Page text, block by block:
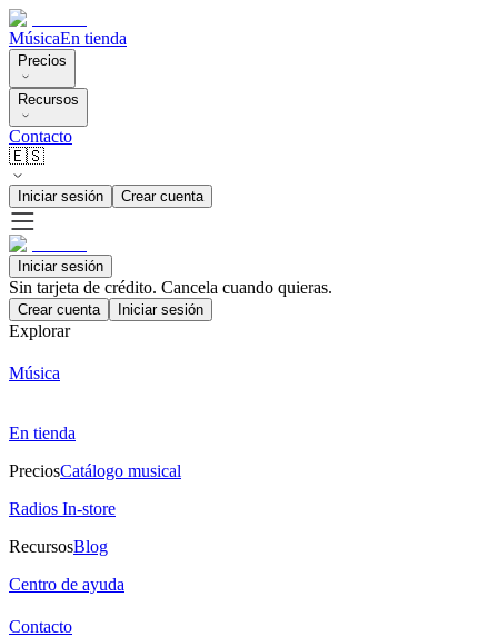
MúsicaEn tienda
Precios
Recursos
Contacto
🇪🇸
Iniciar sesión Crear cuenta
Iniciar sesión
Sin tarjeta de crédito. Cancela cuando quieras.
Crear cuenta Iniciar sesión
Explorar
Música
En tienda
PreciosCatálogo musical
Radios In-store
RecursosBlog
Centro de ayuda
Contacto